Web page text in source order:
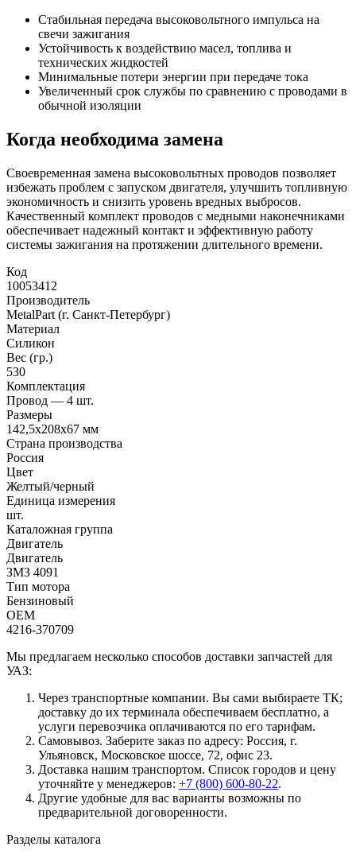
Стабильная передача высоковольтного импульса на
свечи зажигания
Устойчивость к воздействию масел, топлива и
технических жидкостей
Минимальные потери энергии при передаче тока
Увеличенный срок службы по сравнению с проводами в
обычной изоляции
Когда необходима замена
Своевременная замена высоковольтных проводов позволяет
избежать проблем с запуском двигателя, улучшить топливную
экономичность и снизить уровень вредных выбросов.
Качественный комплект проводов с медными наконечниками
обеспечивает надежный контакт и эффективную работу
системы зажигания на протяжении длительного времени.
Код
10053412
Производитель
MetalPart (г. Санкт-Петербург)
Материал
Силикон
Вес (гр.)
530
Комплектация
Провод — 4 шт.
Размеры
142,5х208х67 мм
Страна производства
Россия
Цвет
Желтый/черный
Единица измерения
шт.
Каталожная группа
Двигатель
Двигатель
ЗМЗ 4091
Тип мотора
Бензиновый
OEM
4216-370709
Мы предлагаем несколько способов доставки запчастей для
УАЗ:
Через транспортные компании. Вы сами выбираете ТК;
доставку до их терминала обеспечиваем бесплатно, а
услуги перевозчика оплачиваются по его тарифам.
Самовывоз. Заберите заказ по адресу: Россия, г.
Ульяновск, Московское шоссе, 72, офис 23.
Доставка нашим транспортом. Список городов и цену
уточняйте у менеджеров: +7 (800) 600-80-22.
Другие удобные для вас варианты возможны по
предварительной договоренности.
Разделы каталога